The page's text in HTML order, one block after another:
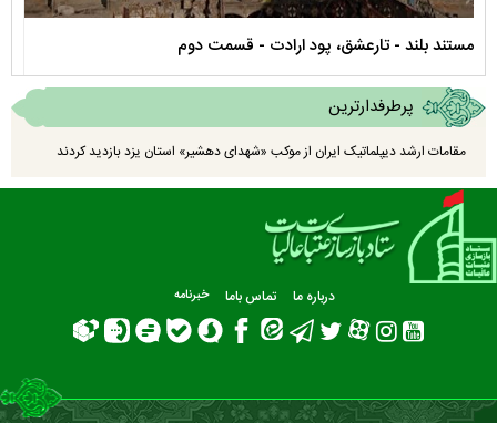
مستند بلند - تارعشق، پود ارادت - قسمت دوم
پرطرفدارترین
مقامات ارشد دیپلماتیک ایران از موکب «شهدای دهشیر» استان یزد بازدید کردند
درباره ما تماس باما خبرنامه